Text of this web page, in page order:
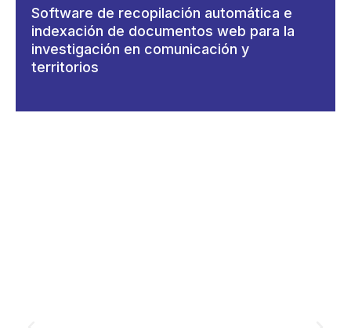
Software de recopilación automática e
indexación de documentos web para la
investigación en comunicación y
territorios